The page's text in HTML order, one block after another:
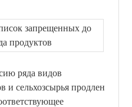
ряда видов
и сельхозсырья продлен